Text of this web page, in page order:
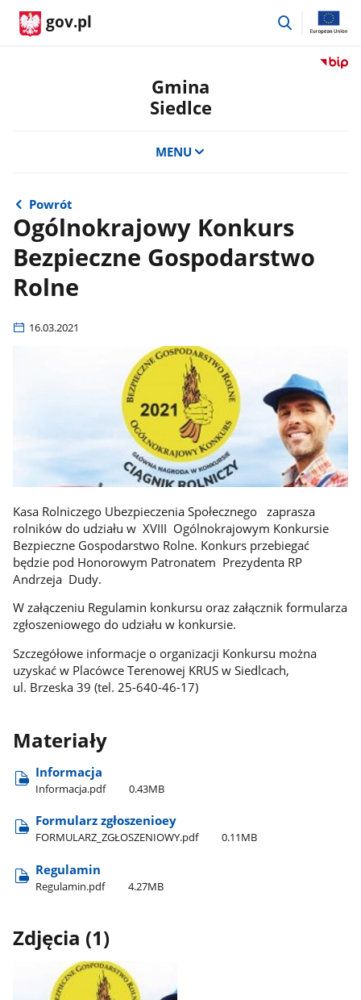
gov.pl
przejdź
Przejdź
Gmina
Siedlce
MENU
Powrót
Ogólnokrajowy Konkurs
Bezpieczne Gospodarstwo
Rolne
16.03.2021
Kasa Rolniczego Ubezpieczenia Społecznego zaprasza
rolników do udziału w XVIII Ogólnokrajowym Konkursie
Bezpieczne Gospodarstwo Rolne. Konkurs przebiegać
będzie pod Honorowym Patronatem Prezydenta RP
Andrzeja Dudy.
W załączeniu Regulamin konkursu oraz załącznik formularza
zgłoszeniowego do udziału w konkursie.
Szczegółowe informacje o organizacji Konkursu można
uzyskać w Placówce Terenowej KRUS w Siedlcach,
ul. Brzeska 39 (tel. 25-640-46-17)
Materiały
Informacja
Informacja.pdf 0.43MB
Formularz zgłoszenioey
FORMULARZ​_ZGŁOSZENIOWY.pdf 0.11MB
Regulamin
Regulamin.pdf 4.27MB
Zdjęcia (1)